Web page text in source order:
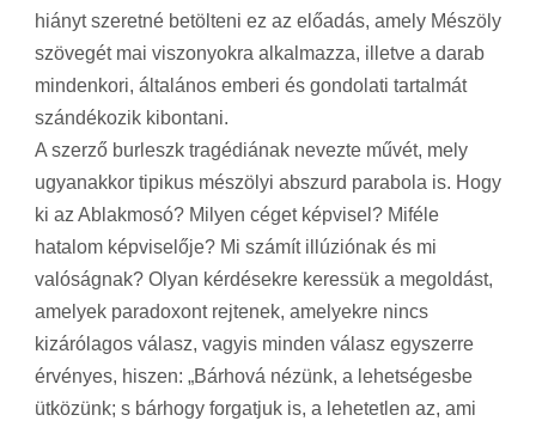
hiányt szeretné betölteni ez az előadás, amely Mészöly
szövegét mai viszonyokra alkalmazza, illetve a darab
mindenkori, általános emberi és gondolati tartalmát
szándékozik kibontani.
A szerző burleszk tragédiának nevezte művét, mely
ugyanakkor tipikus mészölyi abszurd parabola is. Hogy
ki az Ablakmosó? Milyen céget képvisel? Miféle
hatalom képviselője? Mi számít illúziónak és mi
valóságnak? Olyan kérdésekre keressük a megoldást,
amelyek paradoxont rejtenek, amelyekre nincs
kizárólagos válasz, vagyis minden válasz egyszerre
érvényes, hiszen: „Bárhová nézünk, a lehetségesbe
ütközünk; s bárhogy forgatjuk is, a lehetetlen az, ami